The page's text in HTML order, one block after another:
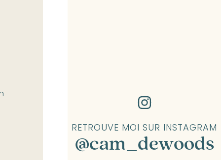
RETROUVE MOI SUR INSTAGRAM
@cam_dewoods